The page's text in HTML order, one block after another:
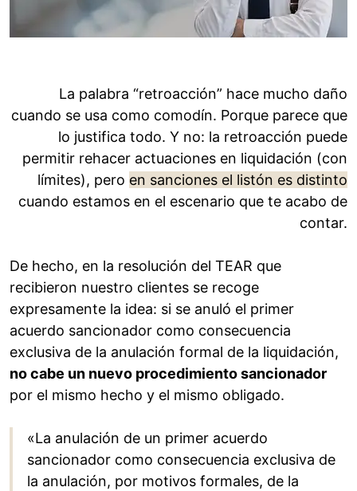
La palabra “retroacción” hace mucho daño
cuando se usa como comodín. Porque parece que
lo justifica todo. Y no: la retroacción puede
permitir rehacer actuaciones en liquidación (con
límites), pero en sanciones el listón es distinto
cuando estamos en el escenario que te acabo de
contar.
De hecho, en la resolución del TEAR que
recibieron nuestro clientes se recoge
expresamente la idea: si se anuló el primer
acuerdo sancionador como consecuencia
exclusiva de la anulación formal de la liquidación,
no cabe un nuevo procedimiento sancionador
por el mismo hecho y el mismo obligado.
«La anulación de un primer acuerdo
sancionador como consecuencia exclusiva de
la anulación, por motivos formales, de la